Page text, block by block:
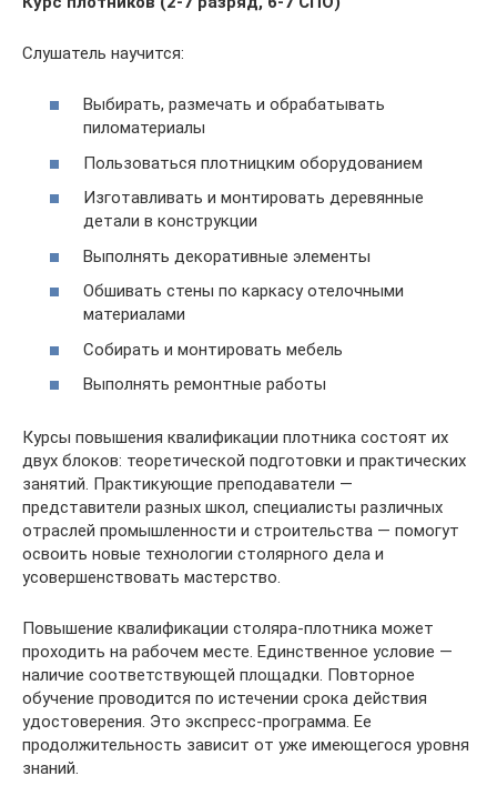
Слушатель научится:
Выбирать, размечать и обрабатывать
пиломатериалы
Пользоваться плотницким оборудованием
Изготавливать и монтировать деревянные
детали в конструкции
Выполнять декоративные элементы
Обшивать стены по каркасу отелочными
материалами
Собирать и монтировать мебель
Выполнять ремонтные работы
Курсы повышения квалификации плотника состоят их
двух блоков: теоретической подготовки и практических
занятий. Практикующие преподаватели —
представители разных школ, специалисты различных
отраслей промышленности и строительства — помогут
освоить новые технологии столярного дела и
усовершенствовать мастерство.
Повышение квалификации столяра-плотника может
проходить на рабочем месте. Единственное условие —
наличие соответствующей площадки. Повторное
обучение проводится по истечении срока действия
удостоверения. Это экспресс-программа. Ее
продолжительность зависит от уже имеющегося уровня
знаний.